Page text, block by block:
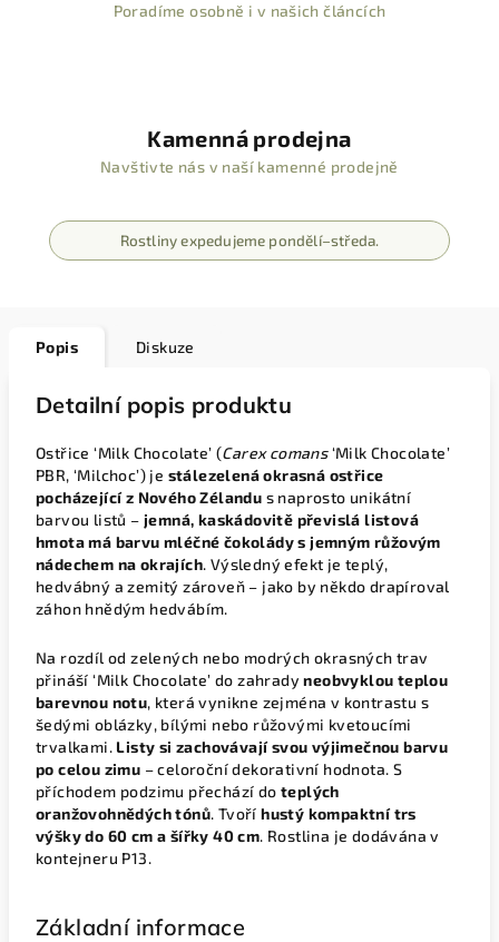
Poradíme osobně i v našich článcích
Kamenná prodejna
Navštivte nás v naší kamenné prodejně
Rostliny expedujeme pondělí–středa.
Popis Diskuze
Detailní popis produktu
Ostřice ‘Milk Chocolate’ (Carex comans‘Milk Chocolate’
PBR, ‘Milchoc’) je stálezelená okrasná ostřice
pocházející z Nového Zélandu s naprosto unikátní
barvou listů – jemná, kaskádovitě převislá listová
hmota má barvu mléčné čokolády s jemným růžovým
nádechem na okrajích. Výsledný efekt je teplý,
hedvábný a zemitý zároveň – jako by někdo drapíroval
záhon hnědým hedvábím.
Na rozdíl od zelených nebo modrých okrasných trav
přináší ‘Milk Chocolate’ do zahradyneobvyklou teplou
barevnou notu, která vynikne zejména v kontrastu s
šedými oblázky, bílými nebo růžovými kvetoucími
trvalkami. Listy si zachovávají svou výjimečnou barvu
po celou zimu – celoroční dekorativní hodnota. S
příchodem podzimu přechází do teplých
oranžovohnědých tónů. Tvoříhustý kompaktní trs
výšky do 60 cm a šířky 40 cm. Rostlina je dodávána v
kontejneru P13.
Základní informace